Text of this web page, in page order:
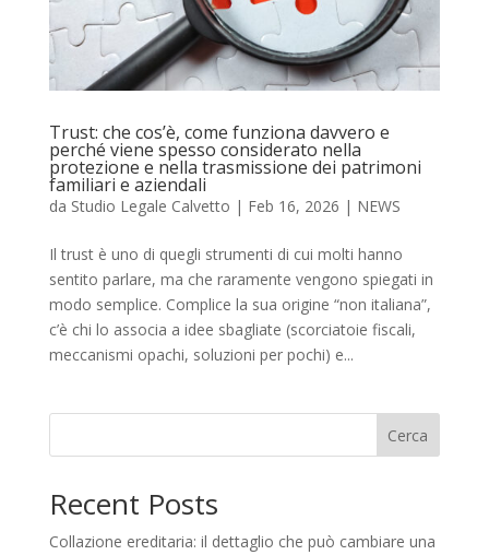
Trust: che cos’è, come funziona davvero e
perché viene spesso considerato nella
protezione e nella trasmissione dei patrimoni
familiari e aziendali
da Studio Legale Calvetto | Feb 16, 2026 | NEWS
Il trust è uno di quegli strumenti di cui molti hanno
sentito parlare, ma che raramente vengono spiegati in
modo semplice. Complice la sua origine “non italiana”,
c’è chi lo associa a idee sbagliate (scorciatoie fiscali,
meccanismi opachi, soluzioni per pochi) e...
Cerca
Recent Posts
Collazione ereditaria: il dettaglio che può cambiare una